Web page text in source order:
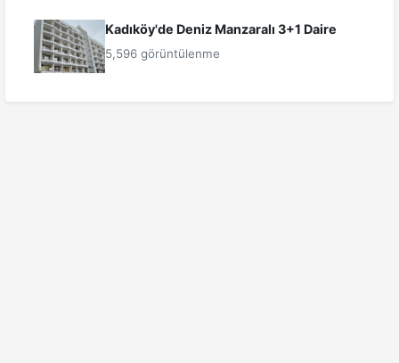
Kadıköy'de Deniz Manzaralı 3+1 Daire
5,596 görüntülenme